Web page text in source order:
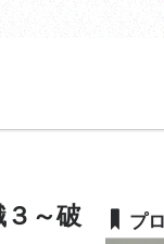
～破
プ